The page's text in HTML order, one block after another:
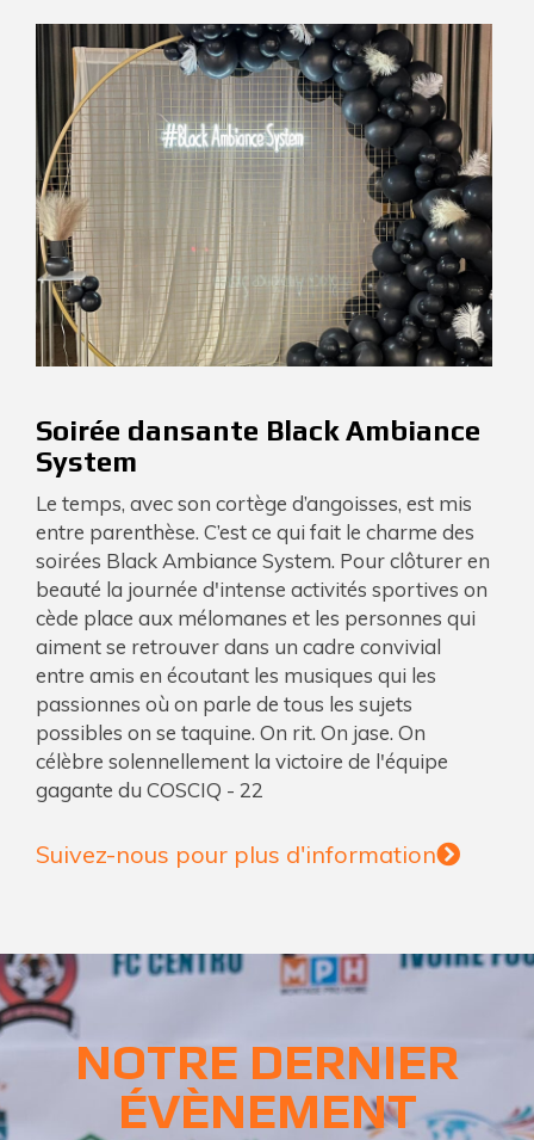
Soirée dansante Black Ambiance
System
Le temps, avec son cortège d’angoisses, est mis
entre parenthèse. C’est ce qui fait le charme des
soirées Black Ambiance System. Pour clôturer en
beauté la journée d'intense activités sportives on
cède place aux mélomanes et les personnes qui
aiment se retrouver dans un cadre convivial
entre amis en écoutant les musiques qui les
passionnes où on parle de tous les sujets
possibles on se taquine. On rit. On jase. On
célèbre solennellement la victoire de l'équipe
gagante du COSCIQ - 22
Suivez-nous pour plus d'information
NOTRE DERNIER
ÉVÈNEMENT